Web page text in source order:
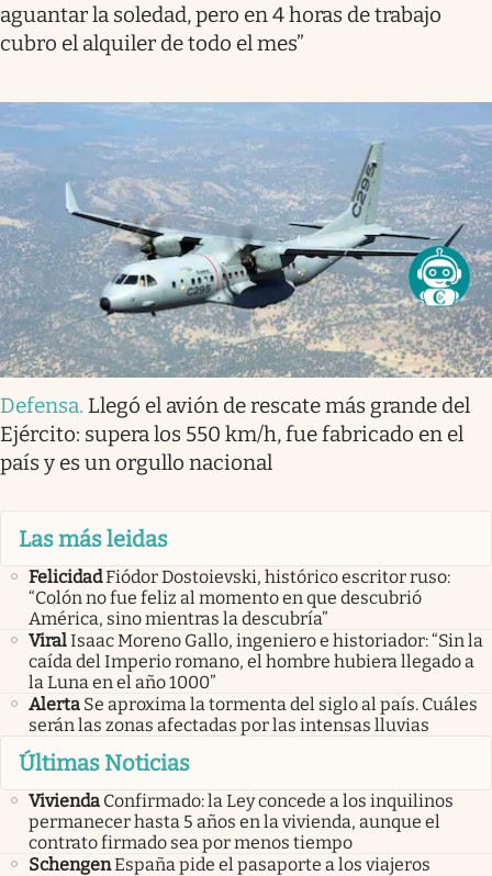
aguantar la soledad, pero en 4 horas de trabajo
cubro el alquiler de todo el mes”
Defensa. Llegó el avión de rescate más grande del
Ejército: supera los 550 km/h, fue fabricado en el
país y es un orgullo nacional
Las más leidas
FelicidadFiódor Dostoievski, histórico escritor ruso:
“Colón no fue feliz al momento en que descubrió
América, sino mientras la descubría”
ViralIsaac Moreno Gallo, ingeniero e historiador: “Sin la
caída del Imperio romano, el hombre hubiera llegado a
la Luna en el año 1000”
Alerta Se aproxima la tormenta del siglo al país. Cuáles
serán las zonas afectadas por las intensas lluvias
Últimas Noticias
Vivienda Confirmado: la Ley concede a los inquilinos
permanecer hasta 5 años en la vivienda, aunque el
contrato firmado sea por menos tiempo
SchengenEspaña pide el pasaporte a los viajeros